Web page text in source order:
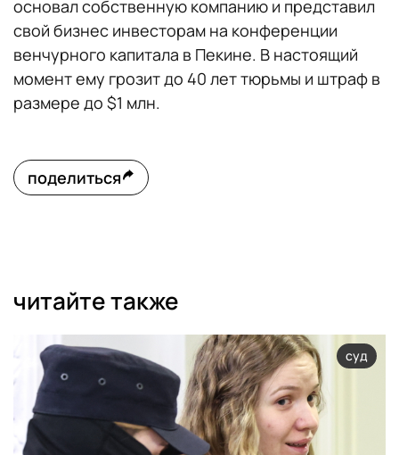
основал собственную компанию и представил
свой бизнес инвесторам на конференции
венчурного капитала в Пекине. В настоящий
момент ему грозит до 40 лет тюрьмы и штраф в
размере до $1 млн.
поделиться
читайте также
суд